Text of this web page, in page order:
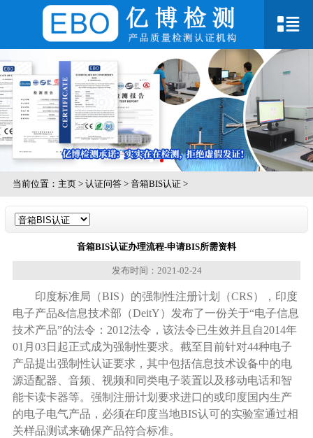
当前位置： 主页> 认证问答> 音箱BIS认证>
音箱BIS认证办理流程-申请BIS所需资料
发布时间：2021-02-24
印度标准局（BIS）的强制性注册计划（CRS），印度
电子产品&信息技术部（DeitY）发布了一份关于“电子信息
技术产品”的法令：2012法令，该法令已生效并且自2014年
01月03日起正式成为强制性要求。截至目前针对44种电子
产品提出强制性认证要求，其中包括信息技术设备中的电
源适配器、音频、视频和同类电子装置以及移动电话和智
能卡读卡器等。强制注册计划要求进口的或印度国内生产
的电子电气产品，必须在印度当地BIS认可的实验室通过相
关样品测试来确保产品符合标准。